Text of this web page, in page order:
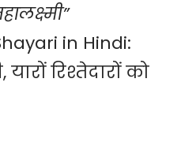
in Hindi:
रिश्तेदारों को